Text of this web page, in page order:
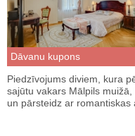
Dāvanu kupons
Piedzīvojums diviem, kura
sajūtu vakars Mālpils
un pārsteidz ar